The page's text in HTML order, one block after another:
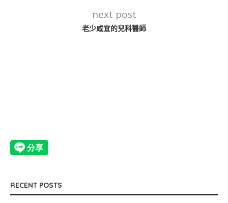
next post
老少咸宜的兒科醫師
RECENT POSTS